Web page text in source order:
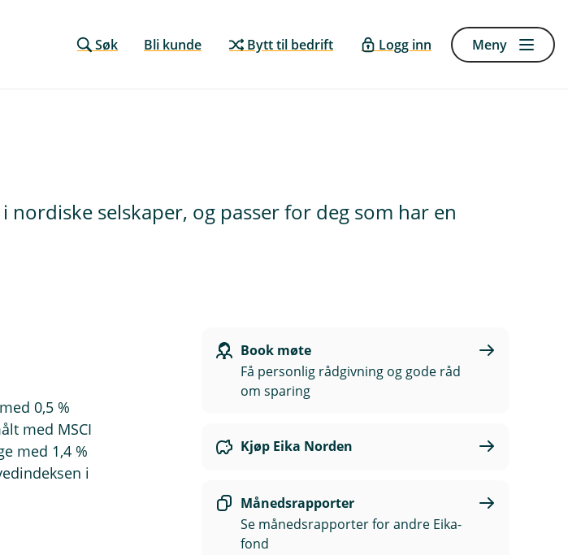
Søk Bli kunde Bytt til bedrift Logg inn Meny
selskaper, og passer for deg som har en
0,5 %
med MSCI
med 1,4 %
i
Book møte
Få personlig rådgivning og gode råd
om sparing
Kjøp Eika Norden
Månedsrapporter
Se månedsrapporter for andre Eika-
fond